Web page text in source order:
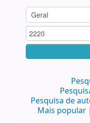
Pesquisa de
Mais popular